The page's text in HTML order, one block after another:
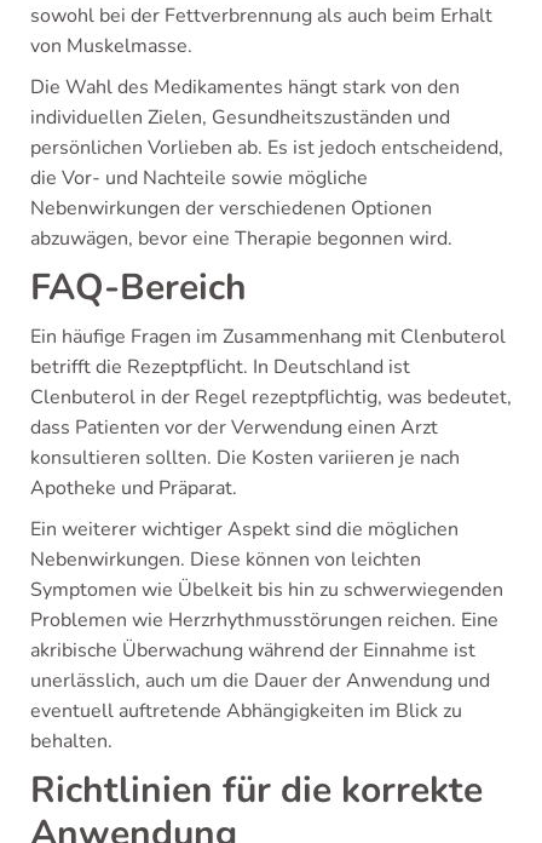
sowohl bei der Fettverbrennung als auch beim Erhalt
von Muskelmasse.
Die Wahl des Medikamentes hängt stark von den
individuellen Zielen, Gesundheitszuständen und
persönlichen Vorlieben ab. Es ist jedoch entscheidend,
die Vor- und Nachteile sowie mögliche
Nebenwirkungen der verschiedenen Optionen
abzuwägen, bevor eine Therapie begonnen wird.
FAQ-Bereich
Ein häufige Fragen im Zusammenhang mit Clenbuterol
betrifft die Rezeptpflicht. In Deutschland ist
Clenbuterol in der Regel rezeptpflichtig, was bedeutet,
dass Patienten vor der Verwendung einen Arzt
konsultieren sollten. Die Kosten variieren je nach
Apotheke und Präparat.
Ein weiterer wichtiger Aspekt sind die möglichen
Nebenwirkungen. Diese können von leichten
Symptomen wie Übelkeit bis hin zu schwerwiegenden
Problemen wie Herzrhythmusstörungen reichen. Eine
akribische Überwachung während der Einnahme ist
unerlässlich, auch um die Dauer der Anwendung und
eventuell auftretende Abhängigkeiten im Blick zu
behalten.
Richtlinien für die korrekte